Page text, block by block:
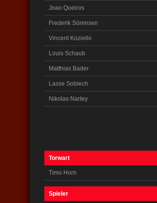
Joao Queiros
Frederik Sörensen
Vincent Koziello
Louis Schaub
Matthias Bader
Lasse Sobiech
Nikolas Nartey
Torwart
Timo Horn
Spieler